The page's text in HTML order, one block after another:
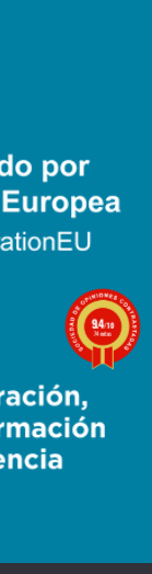
9.4/10
74 notas